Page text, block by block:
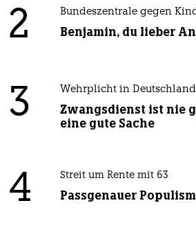
2 Bundeszentrale gegen
Benjamin, du lieber
3 Wehrplicht in Deutschland
Zwangsdienst ist nie
eine gute Sache
4 Streit um Rente mit 63
Passgenauer